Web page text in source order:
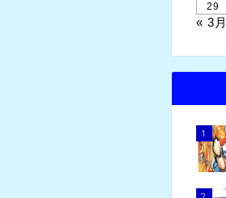
29
« 3月
1